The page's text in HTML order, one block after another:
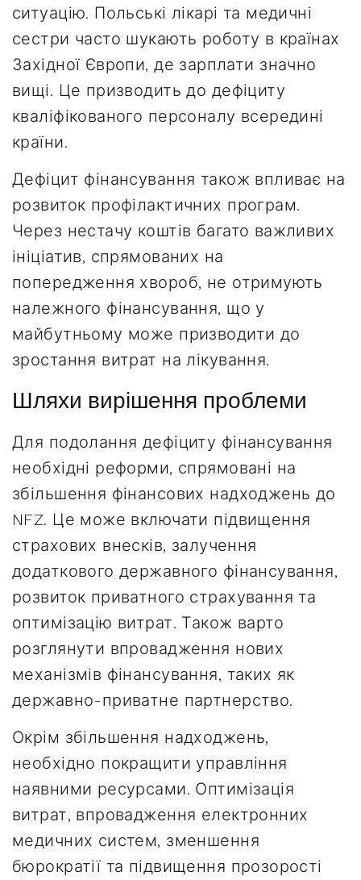
ситуацію. Польські лікарі та медичні
сестри часто шукають роботу в країнах
Західної Європи, де зарплати значно
вищі. Це призводить до дефіциту
кваліфікованого персоналу всередині
країни.
Дефіцит фінансування також впливає на
розвиток профілактичних програм.
Через нестачу коштів багато важливих
ініціатив, спрямованих на
попередження хвороб, не отримують
належного фінансування, що у
майбутньому може призводити до
зростання витрат на лікування.
Шляхи вирішення проблеми
Для подолання дефіциту фінансування
необхідні реформи, спрямовані на
збільшення фінансових надходжень до
NFZ. Це може включати підвищення
страхових внесків, залучення
додаткового державного фінансування,
розвиток приватного страхування та
оптимізацію витрат. Також варто
розглянути впровадження нових
механізмів фінансування, таких як
державно-приватне партнерство.
Окрім збільшення надходжень,
необхідно покращити управління
наявними ресурсами. Оптимізація
витрат, впровадження електронних
медичних систем, зменшення
бюрократії та підвищення прозорості